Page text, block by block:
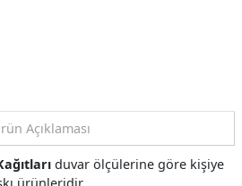
Açıklaması
duvar ölçülerine göre kişiye